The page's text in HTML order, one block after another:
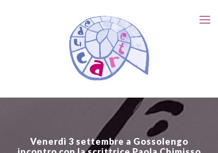
Venerdì 3 settembre a Gossolengo